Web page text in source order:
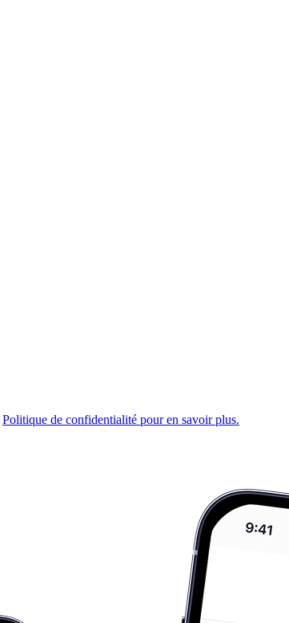
Politique de confidentialité pour en savoir plus.